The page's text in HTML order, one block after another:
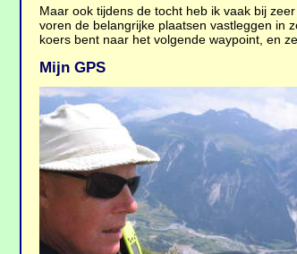
Maar ook tijdens de tocht heb ik vaak bij
voren de belangrijke plaatsen vastleggen in
koers bent naar het volgende waypoint, en
Mijn GPS